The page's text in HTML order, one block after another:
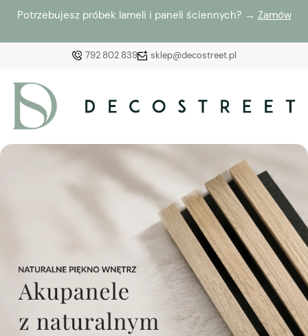
Potrzebujesz próbek lameli i paneli ściennych? → Zamów
792 802 839 sklep@decostreet.pl
Załóż konto
Wybierz coś dla siebie z naszej aktualnej oferty lub
zaloguj się, aby przywrócić dodane produkty do listy
z poprzedniej sesji.